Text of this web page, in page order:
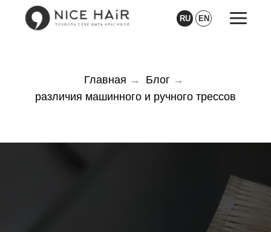
RU EN
Главная → Блог →
различия машинного и ручного трессов